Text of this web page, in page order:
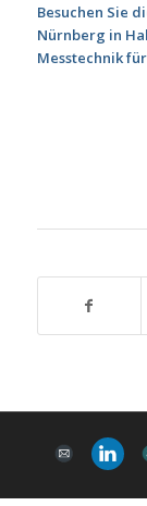
Besuchen Sie
Nürnberg in
Messtechnik